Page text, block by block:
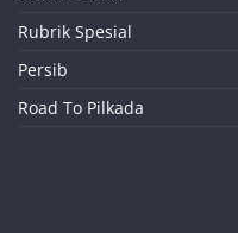
Rubrik Spesial
Persib
Road To Pilkada